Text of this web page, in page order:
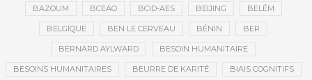
BAZOUM BCEAO BCID-AES BEIJING BELÉM
BELGIQUE BEN LE CERVEAU BÉNIN BER
BERNARD AYLWARD BESOIN HUMANITAIRE
BESOINS HUMANITAIRES BEURRE DE KARITÉ BIAIS COGNITIFS